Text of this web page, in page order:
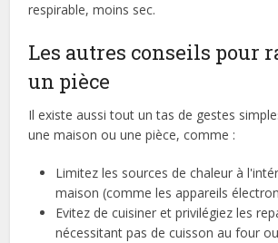
respirable, moins sec.
Les autres conseils pour
un pièce
Il existe aussi tout un tas de gestes
une maison ou une pièce, comme :
Limitez les sources de chaleur à
maison (comme les appareils
Evitez de cuisiner et privilégiez les
nécessitant pas de cuisson au four